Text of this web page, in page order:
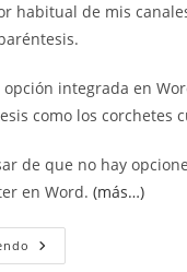
entrada:
habitual de mis
integrada en
como los corchetes
de que no hay
en Word. (más…)
Añadir
Corchetes